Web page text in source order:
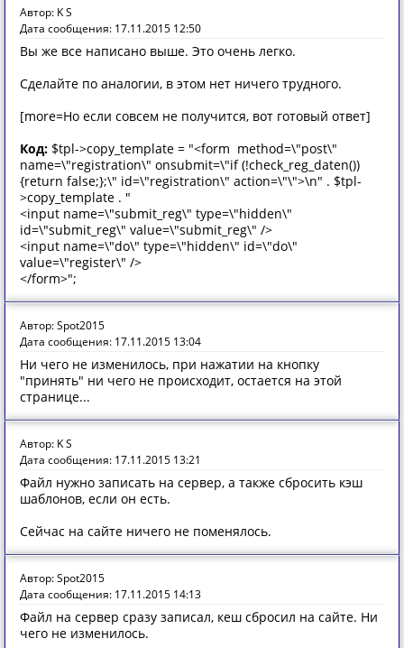
Автор: K S
Дата сообщения: 17.11.2015 12:50
Вы же все написано выше. Это очень легко.
Сделайте по аналогии, в этом нет ничего трудного.
[more=Но если совсем не получится, вот готовый ответ]
Код: $tpl->copy_template = "<form method=\"post\"
name=\"registration\" onsubmit=\"if (!check_reg_daten())
{return false;};\" id=\"registration\" action=\"\">\n" . $tpl-
>copy_template . "
<input name=\"submit_reg\" type=\"hidden\"
id=\"submit_reg\" value=\"submit_reg\" />
<input name=\"do\" type=\"hidden\" id=\"do\"
value=\"register\" />
</form>";
Автор: Spot2015
Дата сообщения: 17.11.2015 13:04
Ни чего не изменилось, при нажатии на кнопку
"принять" ни чего не происходит, остается на этой
странице...
Автор: K S
Дата сообщения: 17.11.2015 13:21
Файл нужно записать на сервер, а также сбросить кэш
шаблонов, если он есть.
Сейчас на сайте ничего не поменялось.
Автор: Spot2015
Дата сообщения: 17.11.2015 14:13
Файл на сервер сразу записал, кеш сбросил на сайте. Ни
чего не изменилось.